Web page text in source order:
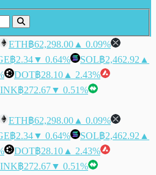
ETH฿62,298.00 ▲ 0.09%
฿2.34▼ 0.64% SOL฿2,462.92 ▲
DOT฿28.10 ▲ 2.43%
฿272.67▼ 0.51%
ETH฿62,298.00 ▲ 0.09%
฿2.34▼ 0.64% SOL฿2,462.92 ▲
DOT฿28.10 ▲ 2.43%
฿272.67▼ 0.51%